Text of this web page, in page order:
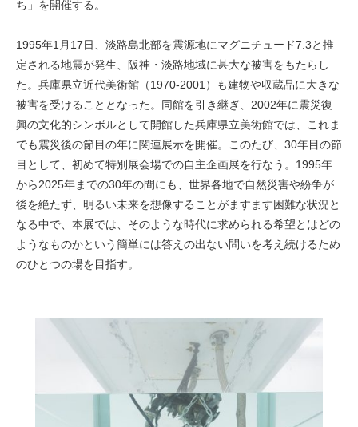
ち」を開催する。
1995年1月17日、淡路島北部を震源地にマグニチュード7.3と推
定される地震が発生、阪神・淡路地域に甚大な被害をもたらし
た。兵庫県立近代美術館（1970-2001）も建物や収蔵品に大きな
被害を受けることとなった。同館を引き継ぎ、2002年に震災復
興の文化的シンボルとして開館した兵庫県立美術館では、これま
でも震災後の節目の年に関連展示を開催。このたび、30年目の節
目として、初めて特別展会場での自主企画展を行なう。1995年
から2025年までの30年の間にも、世界各地で自然災害や紛争が
後を絶たず、明るい未来を想像することがますます困難な状況と
なる中で、本展では、そのような時代に求められる希望とはどの
ようなものかという簡単には答えの出ない問いを考え続けるため
のひとつの場を目指す。